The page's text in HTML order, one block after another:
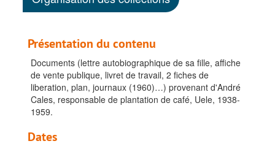
Présentation du contenu
Documents (lettre autobiographique de sa fille, affiche
de vente publique, livret de travail, 2 fiches de
liberation, plan, journaux (1960)…) provenant d'André
Cales, responsable de plantation de café, Uele, 1938-
1959.
Dates